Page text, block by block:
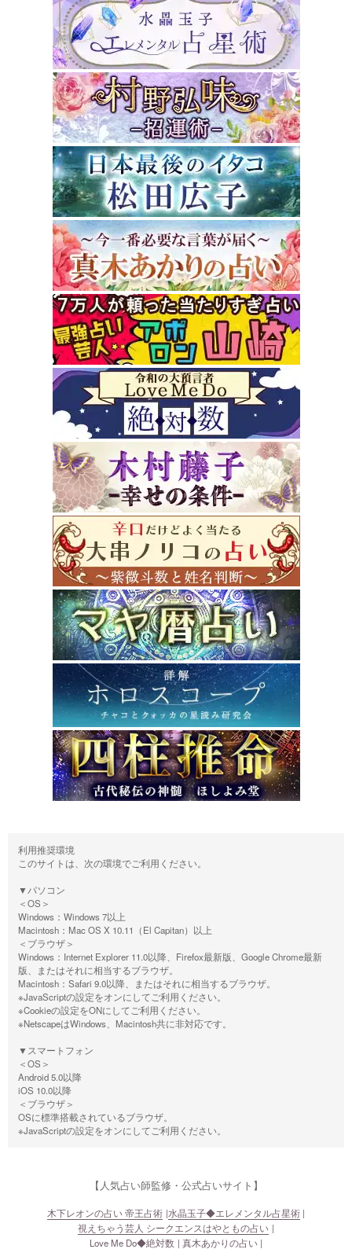
利用推奨環境
このサイトは、次の環境でご利用ください。
▼パソコン
＜OS＞
Windows：Windows 7以上
Macintosh：Mac OS X 10.11（El Capitan）以上
＜ブラウザ＞
Windows：Internet Explorer 11.0以降、Firefox最新版、Google Chrome最新
版、またはそれに相当するブラウザ。
Macintosh：Safari 9.0以降、またはそれに相当するブラウザ。
※JavaScriptの設定をオンにしてご利用ください。
※Cookieの設定をONにしてご利用ください。
※NetscapeはWindows、Macintosh共に非対応です。
▼スマートフォン
＜OS＞
Android 5.0以降
iOS 10.0以降
＜ブラウザ＞
OSに標準搭載されているブラウザ。
※JavaScriptの設定をオンにしてご利用ください。
【人気占い師監修・公式占いサイト】
木下レオンの占い 帝王占術 水晶玉子◆エレメンタル占星術
視えちゃう芸人 シークエンスはやともの占い
Love Me Do◆絶対数
真木あかりの占い